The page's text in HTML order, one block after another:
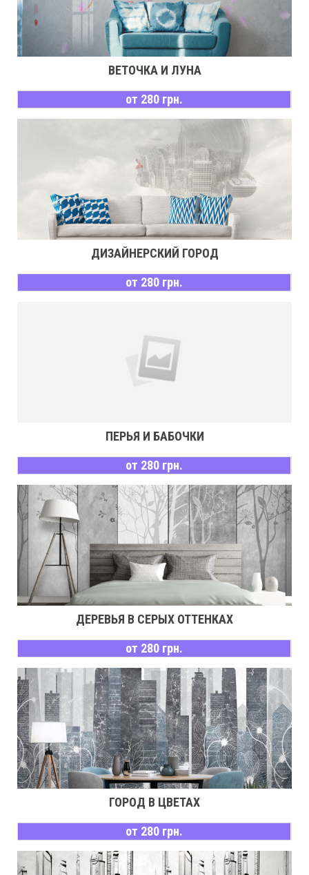
ВЕТОЧКА И ЛУНА
от 280 грн.
ДИЗАЙНЕРСКИЙ ГОРОД
от 280 грн.
ПЕРЬЯ И БАБОЧКИ
от 280 грн.
ДЕРЕВЬЯ В СЕРЫХ ОТТЕНКАХ
от 280 грн.
ГОРОД В ЦВЕТАХ
от 280 грн.